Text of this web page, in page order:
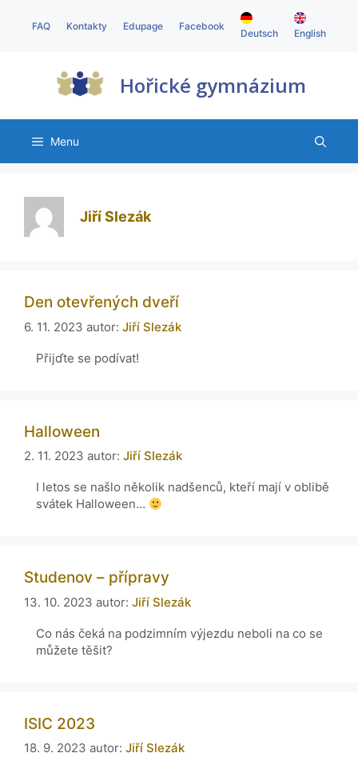
FAQ Kontakty Edupage Facebook
Deutsch English
Hořické gymnázium
Menu
Jiří Slezák
Den otevřených dveří
6. 11. 2023 autor: Jiří Slezák
Přijďte se podívat!
Halloween
2. 11. 2023 autor: Jiří Slezák
I letos se našlo několik nadšenců, kteří mají v oblibě
svátek Halloween…
Studenov – přípravy
13. 10. 2023 autor: Jiří Slezák
Co nás čeká na podzimním výjezdu neboli na co se
můžete těšit?
ISIC 2023
18. 9. 2023 autor: Jiří Slezák